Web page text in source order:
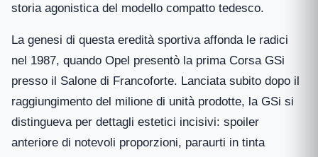
storia agonistica del modello compatto tedesco.
La genesi di questa eredità sportiva affonda le radici
nel 1987, quando Opel presentò la prima Corsa GSi
presso il Salone di Francoforte. Lanciata subito dopo il
raggiungimento del milione di unità prodotte, la GSi si
distingueva per dettagli estetici incisivi: spoiler
anteriore di notevoli proporzioni, paraurti in tinta